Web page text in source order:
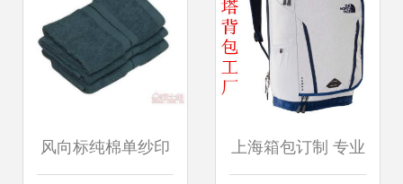
风向标纯棉单纱印 上海箱包订制 专业